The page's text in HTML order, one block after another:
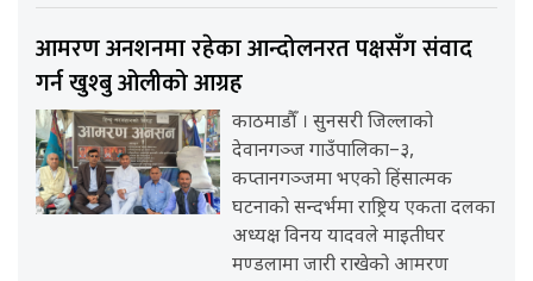
आमरण अनशनमा रहेका आन्दोलनरत पक्षसँग संवाद
गर्न खुश्बु ओलीको आग्रह
काठमाडौँ । सुनसरी जिल्लाको
देवानगञ्ज गाउँपालिका–३,
कप्तानगञ्जमा भएको हिंसात्मक
घटनाको सन्दर्भमा राष्ट्रिय एकता दलका
अध्यक्ष विनय यादवले माइतीघर
मण्डलामा जारी राखेको आमरण